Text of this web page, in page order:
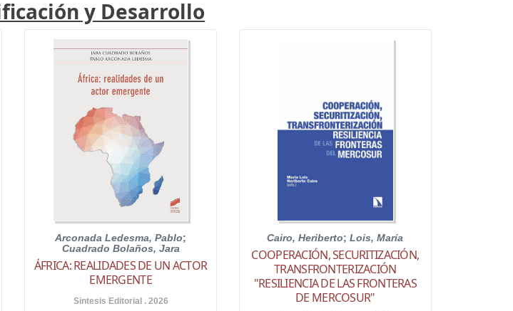
y Desarrollo
Arconada Ledesma, Pablo;
Cuadrado Bolaños, Jara
ÁFRICA: REALIDADES DE UN ACTOR
EMERGENTE
Sintesis Editorial . 2026
Cairo, Heriberto;Lois, María
COOPERACIÓN, SECURITIZACIÓN,
TRANSFRONTERIZACIÓN
"RESILIENCIA DE LAS FRONTERAS
DE MERCOSUR"